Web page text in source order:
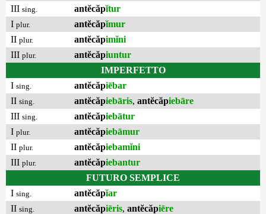
III sing. antĕcăpĭtur
I plur. antĕcăpĭmur
II plur. antĕcăpimĭni
III plur. antĕcăpiuntur
IMPERFETTO
I sing. antĕcăpiēbar
II sing. antĕcăpiebāris, antĕcăpiebāre
III sing. antĕcăpiebātur
I plur. antĕcăpiebāmur
II plur. antĕcăpiebamĭni
III plur. antĕcăpiebantur
FUTURO SEMPLICE
I sing. antĕcăpĭar
II sing. antĕcăpiēris, antĕcăpiēre